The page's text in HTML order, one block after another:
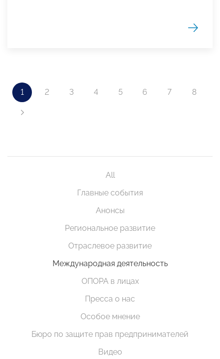
1 2 3 4 5 6 7 8
All
Главные события
Анонсы
Региональное развитие
Отраслевое развитие
Международная деятельность
ОПОРА в лицах
Пресса о нас
Особое мнение
Бюро по защите прав предпринимателей
Видео